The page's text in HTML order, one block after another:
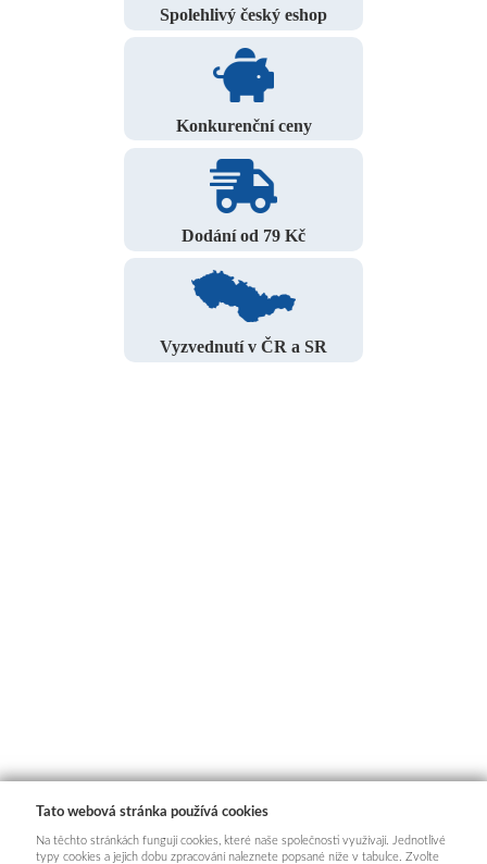
Spolehlivý český eshop
Konkurenční ceny
Dodání od 79 Kč
Vyzvednutí v ČR a SR
Tato webová stránka používá cookies
Na těchto stránkách fungují cookies, které naše společnosti využívají. Jednotlivé
typy cookies a jejich dobu zpracování naleznete popsané níže v tabulce. Zvolte